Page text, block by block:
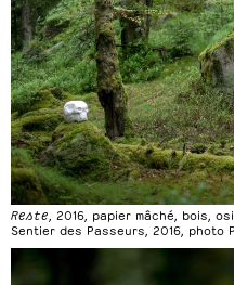
Reste , 2016, papier mâché, bois,
Sentier des Passeurs, 2016, photo